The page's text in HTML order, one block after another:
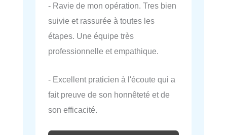
- Ravie de mon opération. Tres bien
suivie et rassurée à toutes les
étapes. Une équipe très
professionnelle et empathique.
- Excellent praticien à l'écoute qui a
fait preuve de son honnêteté et de
son efficacité.